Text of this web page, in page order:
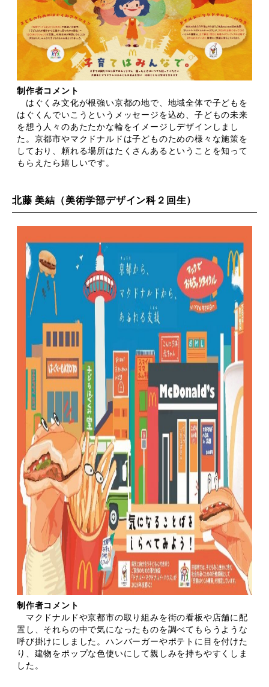
制作者コメント
はぐくみ文化が根強い京都の地で、地域全体で子どもを
はぐくんでいこうというメッセージを込め、子どもの未来
を想う人々のあたたかな輪をイメージしデザインしまし
た。京都市やマクドナルドは子どものための様々な施策を
しており、頼れる場所はたくさんあるということを知って
もらえたら嬉しいです。
北藤 美結（美術学部デザイン科２回生）
制作者コメント
マクドナルドや京都市の取り組みを街の看板や店舗に配
置し、それらの中で気になったものを調べてもらうような
呼び掛けにしました。ハンバーガーやポテトに目を付けた
り、建物をポップな色使いにして親しみを持ちやすくしま
した。